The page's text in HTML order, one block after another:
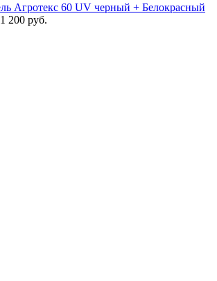
Агротекс 60 UV черный + Белокрасный
1 200 руб.